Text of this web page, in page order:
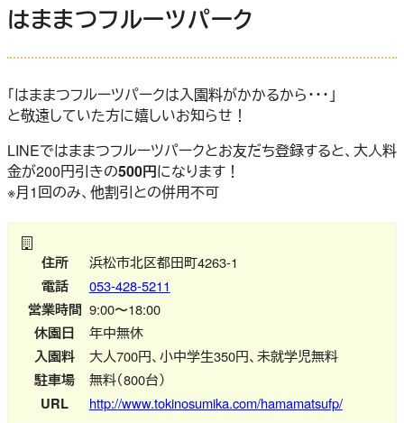
はままつフルーツパーク
「はままつフルーツパークは入園料がかかるから・・・」
と敬遠していた方に嬉しいお知らせ！
LINEではままつフルーツパークとお友だち登録すると、大人料
金が200円引きの500円になります！
※月1回のみ、他割引との併用不可
住所 浜松市北区都田町4263-1
電話 053-428-5211
営業時間 9:00〜18:00
休園日 年中無休
入園料 大人700円、小中学生350円、未就学児無料
駐車場 無料（800台）
URL http://www.tokinosumika.com/hamamatsufp/